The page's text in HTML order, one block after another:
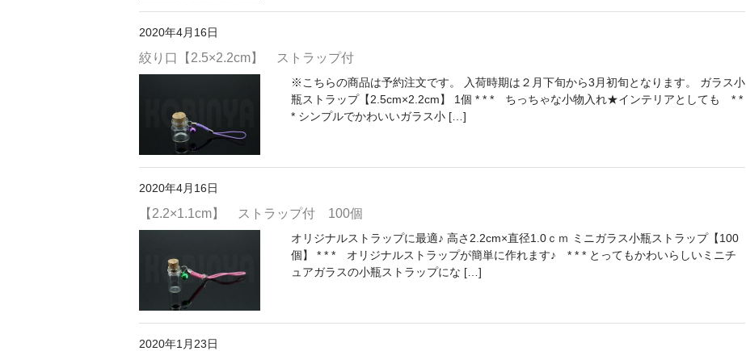
2020年4月16日
絞り口【2.5×2.2cm】 ストラップ付
※こちらの商品は予約注文です。 入荷時期は２月下旬から3月初旬となります。 ガラス小
瓶ストラップ【2.5cm×2.2cm】 1個 * * * ちっちゃな小物入れ★インテリアとしても * *
* シンプルでかわいいガラス小 […]
2020年4月16日
【2.2×1.1cm】 ストラップ付 100個
オリジナルストラップに最適♪ 高さ2.2cm×直径1.0ｃｍ ミニガラス小瓶ストラップ【100
個】 * * * オリジナルストラップが簡単に作れます♪ * * * とってもかわいらしいミニチ
ュアガラスの小瓶ストラップにな […]
2020年1月23日